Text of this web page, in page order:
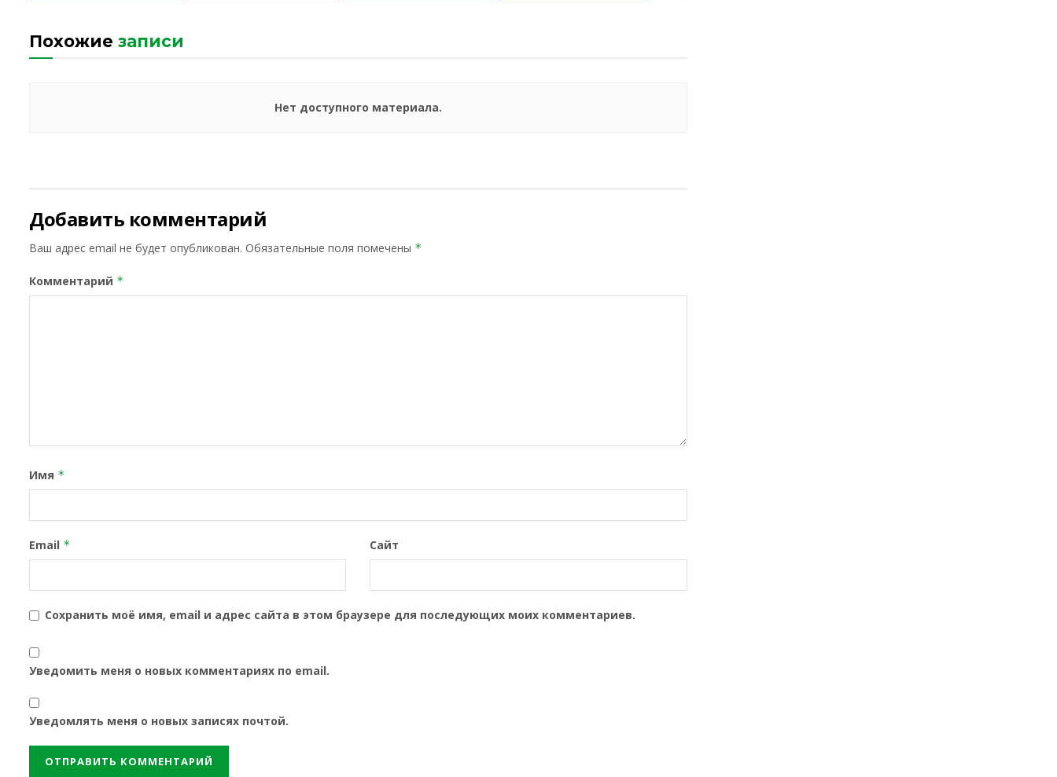
Похожие записи
Нет доступного материала.
Добавить комментарий
Ваш адрес email не будет опубликован. Обязательные поля помечены *
Комментарий *
Имя *
Email * Сайт
Сохранить моё имя, email и адрес сайта в этом браузере для последующих моих комментариев.
Уведомить меня о новых комментариях по email.
Уведомлять меня о новых записях почтой.